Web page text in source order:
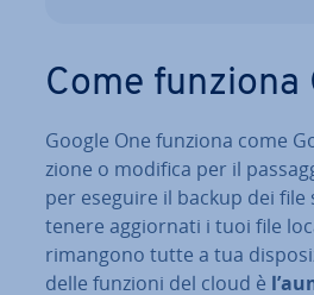
Come funziona
Google One funziona come
zio­ne o modifica per il
per eseguire il backup dei file
tenere ag­gior­na­ti i tuoi file
rimangono tutte a tua
delle funzioni del cloud è